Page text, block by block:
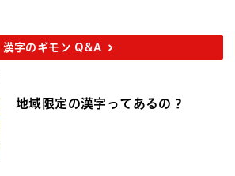
漢字のギモン Q&A
地域限定の漢字ってあるの？